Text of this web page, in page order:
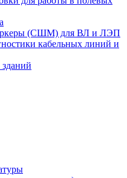
(СШМ) для ВЛ и ЛЭП
кабельных линий и
зданий